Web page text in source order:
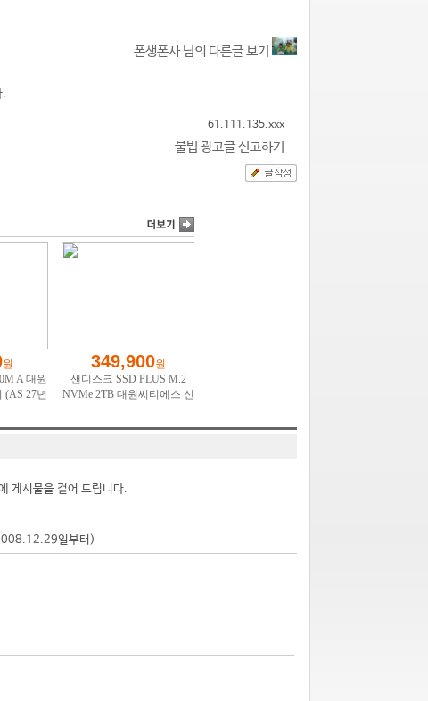
폰생폰사 님의 다른글 보기
.
61.111.135.xxx
불법 광고글 신고하기
게시물을 걸어 드립니다.
일부터)